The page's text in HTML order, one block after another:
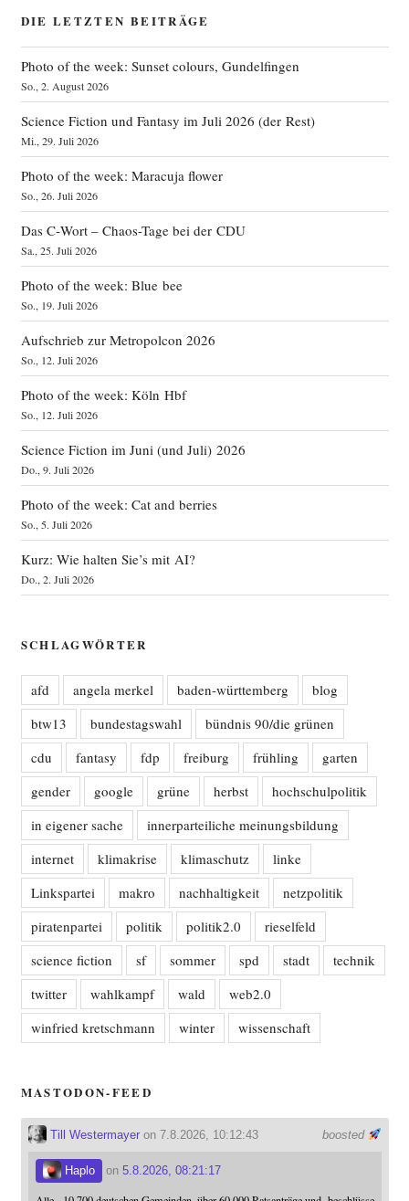
DIE LETZTEN BEITRÄGE
Photo of the week: Sunset colours, Gundelfingen
So., 2. August 2026
Science Fiction und Fantasy im Juli 2026 (der Rest)
Mi., 29. Juli 2026
Photo of the week: Maracuja flower
So., 26. Juli 2026
Das C‑Wort – Chaos-Tage bei der CDU
Sa., 25. Juli 2026
Photo of the week: Blue bee
So., 19. Juli 2026
Aufschrieb zur Metropolcon 2026
So., 12. Juli 2026
Photo of the week: Köln Hbf
So., 12. Juli 2026
Science Fiction im Juni (und Juli) 2026
Do., 9. Juli 2026
Photo of the week: Cat and berries
So., 5. Juli 2026
Kurz: Wie halten Sie’s mit AI?
Do., 2. Juli 2026
SCHLAGWÖRTER
afd angela merkel baden-württemberg
blog
btw13
bundestagswahl
bündnis 90/die grünen
cdu
fantasy fdp freiburg frühling
garten
gender
google grüne herbst
hochschulpolitik
in eigener sache
innerparteiliche meinungsbildung
internet
klimakrise klimaschutz
linke
Linkspartei
makro nachhaltigkeit
netzpolitik
piratenpartei
politik politik2.0
rieselfeld
science fiction
sf sommer spd stadt
technik
twitter
wahlkampf wald
web2.0
winfried kretschmann
winter wissenschaft
MASTODON-FEED
boosted
Till Westermayeron 7.8.2026, 10:12:43
Haplo on 5.8.2026, 08:21:17